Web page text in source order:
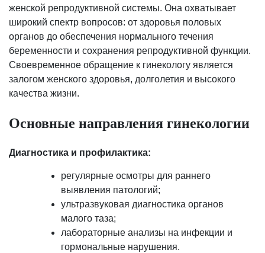
женской репродуктивной системы. Она охватывает
широкий спектр вопросов: от здоровья половых
органов до обеспечения нормального течения
беременности и сохранения репродуктивной функции.
Своевременное обращение к гинекологу является
залогом женского здоровья, долголетия и высокого
качества жизни.
Основные направления гинекологии
Диагностика и профилактика:
регулярные осмотры для раннего
выявления патологий;
ультразвуковая диагностика органов
малого таза;
лабораторные анализы на инфекции и
гормональные нарушения.